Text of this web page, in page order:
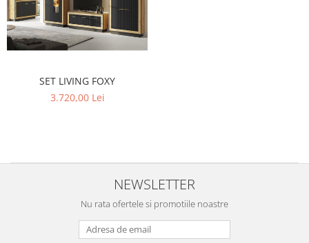
SET LIVING FOXY
3.720,00 Lei
NEWSLETTER
Nu rata ofertele si promotiile noastre